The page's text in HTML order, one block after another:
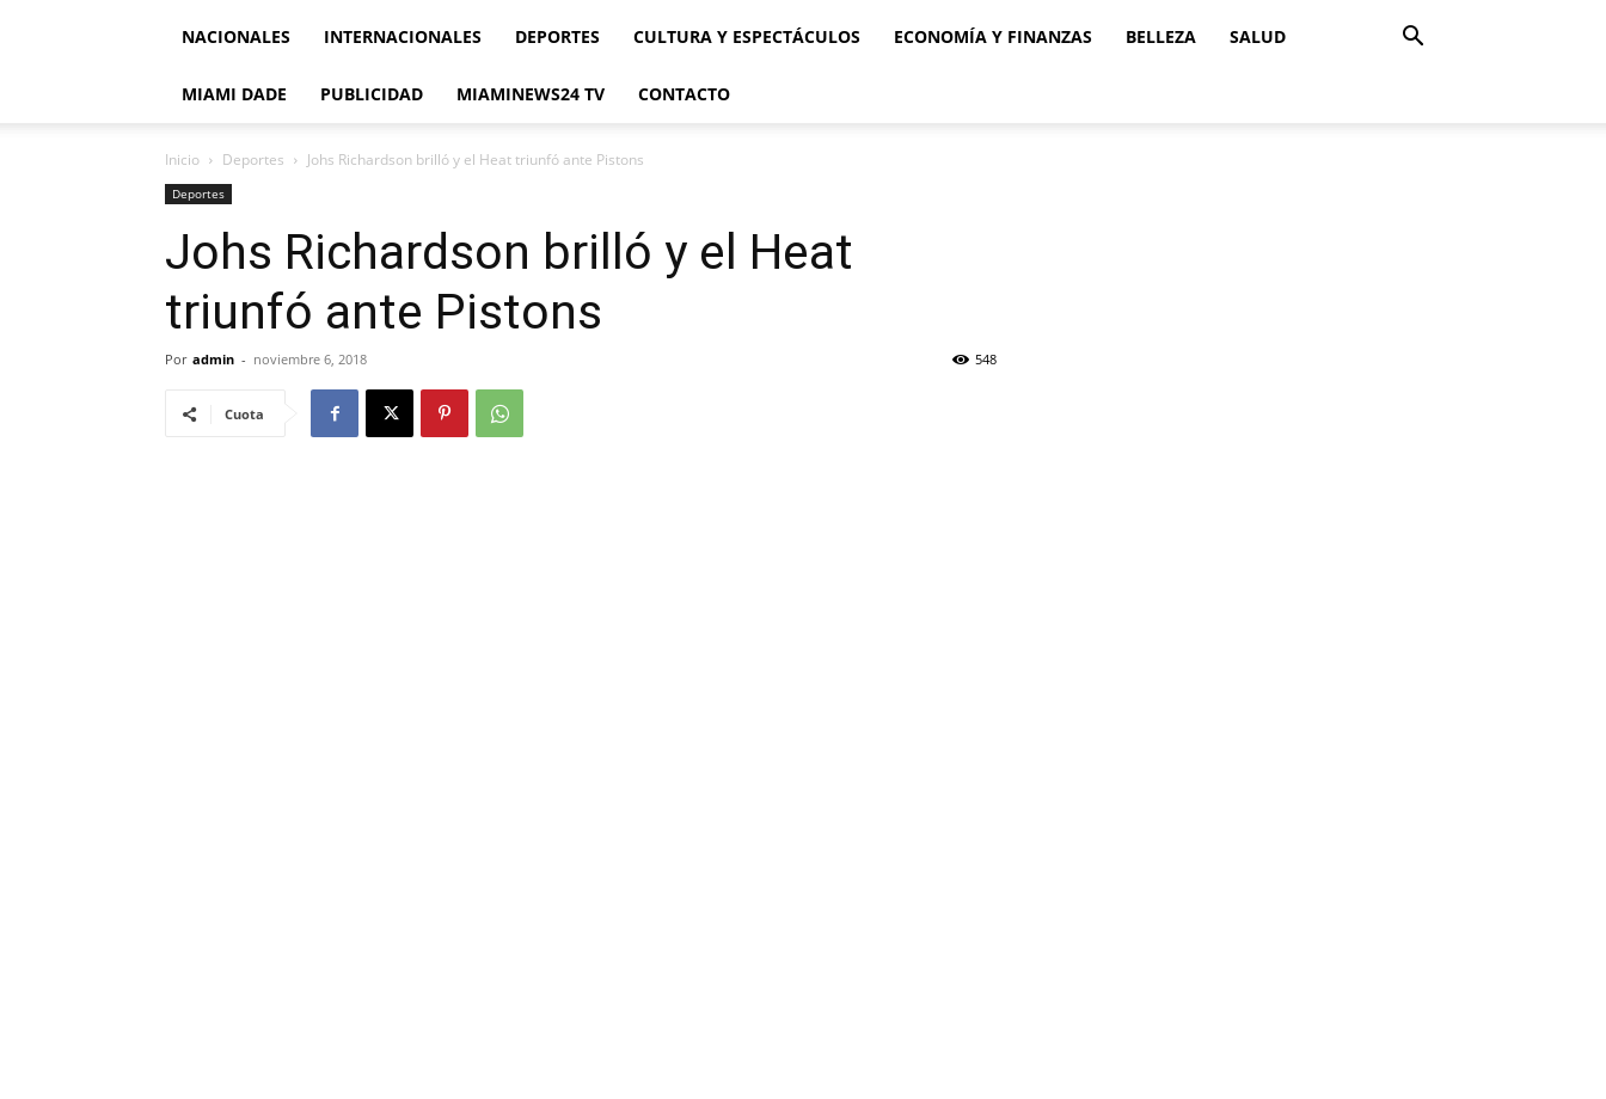
NACIONALES INTERNACIONALES DEPORTES CULTURA Y ESPECTÁCULOS ECONOMÍA Y FINANZAS BELLEZA SALUD
MIAMI DADE PUBLICIDAD MIAMINEWS24 TV CONTACTO
Inicio Deportes Johs Richardson brilló y el Heat triunfó ante Pistons
Deportes
Johs Richardson brilló y el Heat
triunfó ante Pistons
Por admin - noviembre 6, 2018 548
Cuota